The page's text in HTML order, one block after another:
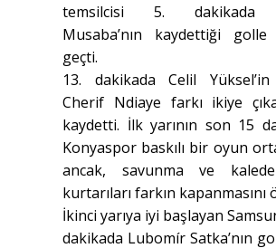
temsilcisi 5. dakikada
Musaba’nın kaydettiği
geçti.
13. dakikada Celil
Cherif Ndiaye farkı ikiye
kaydetti. İlk yarının son 15
Konyaspor baskılı bir oyun
ancak, savunma ve
kurtarıları farkın kapanmasını
İkinci yarıya iyi başlayan
dakikada Lubomír Satka’nın